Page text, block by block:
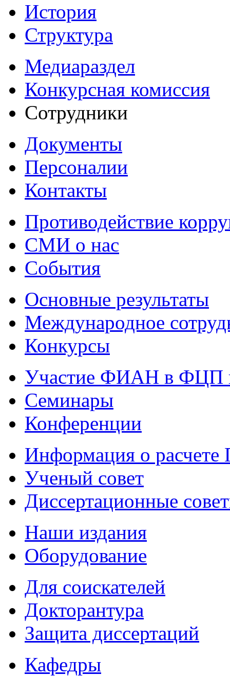
История
Структура
Медиараздел
Конкурсная комиссия
Сотрудники
Документы
Персоналии
Контакты
Противодействие
СМИ о нас
События
Основные результаты
Международное
Конкурсы
Участие ФИАН в ФЦП
Семинары
Конференции
Информация о
Ученый совет
Диссертационные
Наши издания
Оборудование
Для соискателей
Докторантура
Защита диссертаций
Кафедры